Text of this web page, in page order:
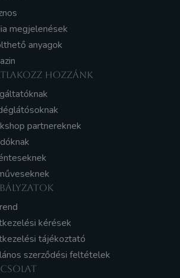
megjelenések
anyagok
HOZZÁNK
partnereknek
kérések
tájékoztató
szerződési feltételek